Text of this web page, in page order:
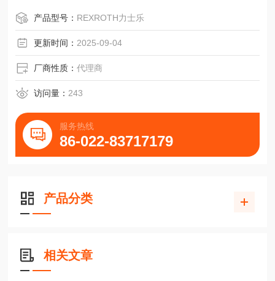
产品型号： REXROTH力士乐
更新时间： 2025-09-04
厂商性质：代理商
访问量： 243
服务热线
86-022-83717179
产品分类
相关文章